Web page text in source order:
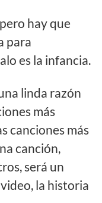
hay que
para
es la infancia.
linda razón
más
canciones más
canción,
será un
la historia